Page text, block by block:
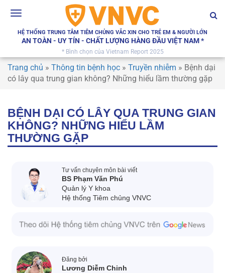
Toggle
HỆ THỐNG TRUNG TÂM TIÊM CHỦNG VẮC XIN CHO TRẺ EM & NGƯỜI LỚN
AN TOÀN - UY TÍN - CHẤT LƯỢNG HÀNG ĐẦU VIỆT NAM *
* Bình chọn của Vietnam Report 2025
Trang chủ » Thông tin bệnh học » Truyền nhiễm » Bệnh dại
có lây qua trung gian không? Những hiểu lầm thường gặp
BỆNH DẠI CÓ LÂY QUA TRUNG GIAN
KHÔNG? NHỮNG HIỂU LẦM
THƯỜNG GẶP
Tư vấn chuyên môn bài viết
BS Phạm Văn Phú
Quản lý Y khoa
Hệ thống Tiêm chủng VNVC
Đăng bởi
Lương Diễm Chinh